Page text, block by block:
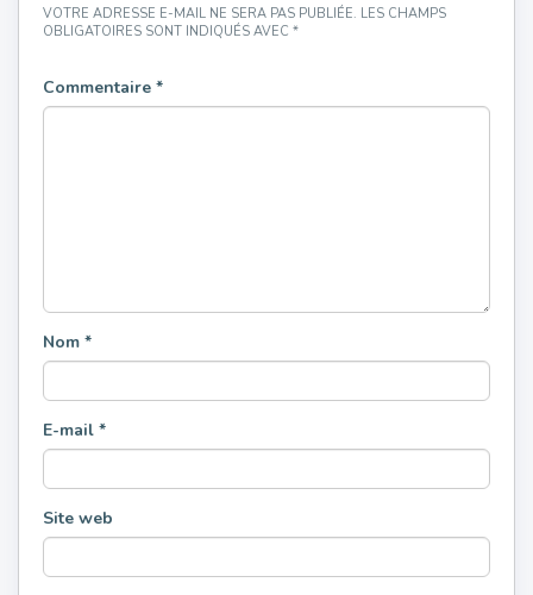
VOTRE ADRESSE E-MAIL NE SERA PAS PUBLIÉE. LES CHAMPS
OBLIGATOIRES SONT INDIQUÉS AVEC *
Commentaire *
Nom *
E-mail *
Site web